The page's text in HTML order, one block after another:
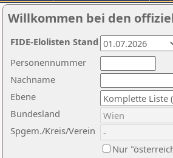
Willkommen bei den
Nachname
Ebene
Personennummer
Bundesland
Spgem./Kreis/Verein
Nur
FIDE-Elolisten Stand